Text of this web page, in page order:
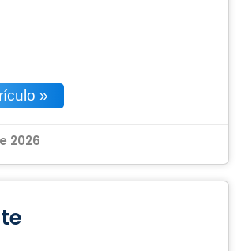
»
2026